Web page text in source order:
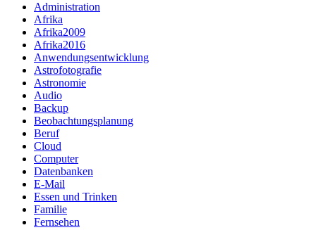
Administration
Afrika
Afrika2009
Afrika2016
Anwendungsentwicklung
Astrofotografie
Astronomie
Audio
Backup
Beobachtungsplanung
Beruf
Cloud
Computer
Datenbanken
E-Mail
Essen und Trinken
Familie
Fernsehen